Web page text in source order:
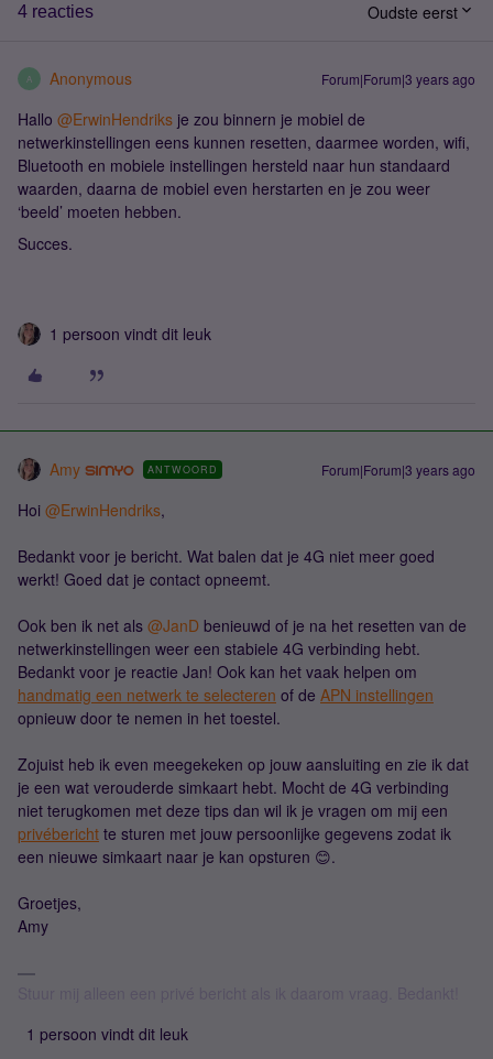
4 reacties Oudste eerst
A Anonymous Forum|Forum|3 years ago
Hallo @ErwinHendriks je zou binnern je mobiel de
netwerkinstellingen eens kunnen resetten, daarmee worden, wifi,
Bluetooth en mobiele instellingen hersteld naar hun standaard
waarden, daarna de mobiel even herstarten en je zou weer
‘beeld’ moeten hebben.
Succes.
1 persoon vindt dit leuk
Amy ANTWOORD Forum|Forum|3 years ago
Hoi @ErwinHendriks,
Bedankt voor je bericht. Wat balen dat je 4G niet meer goed
werkt! Goed dat je contact opneemt.
Ook ben ik net als @JanD benieuwd of je na het resetten van de
netwerkinstellingen weer een stabiele 4G verbinding hebt.
Bedankt voor je reactie Jan! Ook kan het vaak helpen om
handmatig een netwerk te selecteren of de APN instellingen
opnieuw door te nemen in het toestel.
Zojuist heb ik even meegekeken op jouw aansluiting en zie ik dat
je een wat verouderde simkaart hebt. Mocht de 4G verbinding
niet terugkomen met deze tips dan wil ik je vragen om mij een
privébericht te sturen met jouw persoonlijke gegevens zodat ik
een nieuwe simkaart naar je kan opsturen 😊.
Groetjes,
Amy
1 persoon vindt dit leuk